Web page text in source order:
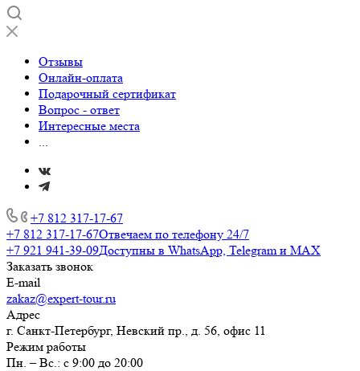
Отзывы
Онлайн-оплата
Подарочный сертификат
Вопрос - ответ
Интересные места
...
+7 812 317-17-67
+7 812 317-17-67Отвечаем по телефону 24/7
+7 921 941-39-09Доступны в WhatsApp, Telegram и MAX
Заказать звонок
E-mail
zakaz@expert-tour.ru
Адрес
г. Санкт-Петербург, Невский пр., д. 56, офис 11
Режим работы
Пн. – Вс.: с 9:00 до 20:00